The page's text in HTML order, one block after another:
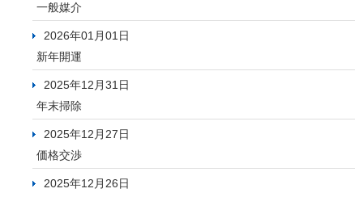
一般媒介
2026年01月01日
新年開運
2025年12月31日
年末掃除
2025年12月27日
価格交渉
2025年12月26日